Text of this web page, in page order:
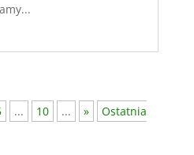
... 10 ... »
Ostatnia